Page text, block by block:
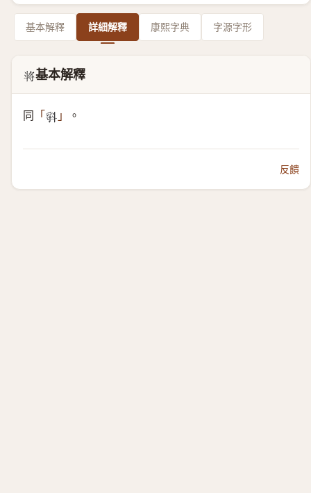
基本解釋 詳細解釋 康熙字典 字源字形
𣁻基本解釋
同 「 𣁷 」 。
反饋